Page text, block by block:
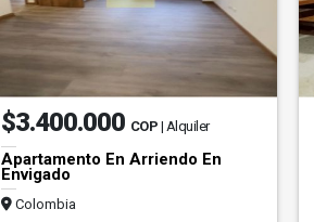
$3.400.000 COP | Alquiler
Apartamento En Arriendo En
Envigado
Colombia